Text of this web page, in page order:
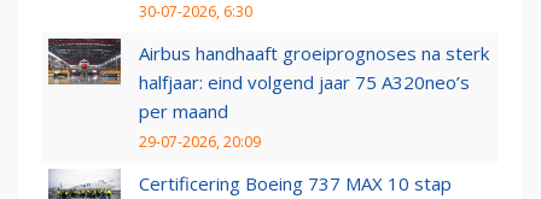
30-07-2026, 6:30
Airbus handhaaft groeiprognoses na sterk
halfjaar: eind volgend jaar 75 A320neo’s
per maand
29-07-2026, 20:09
Certificering Boeing 737 MAX 10 stap